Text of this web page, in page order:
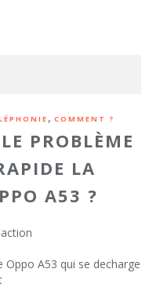
, COMMENT ?
PROBLÈME
LA
A53 ?